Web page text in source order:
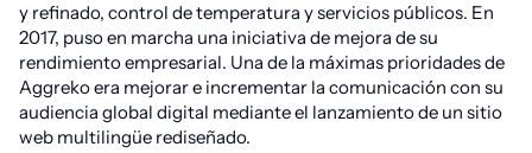
y refinado, control de temperatura y servicios públicos. En
2017, puso en marcha una iniciativa de mejora de su
rendimiento empresarial. Una de la máximas prioridades de
Aggreko era mejorar e incrementar la comunicación con su
audiencia global digital mediante el lanzamiento de un sitio
web multilingüe rediseñado.